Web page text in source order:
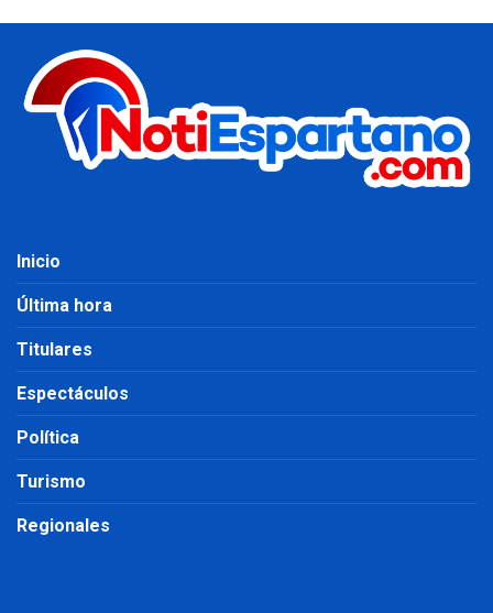
Inicio
Última hora
Titulares
Espectáculos
Política
Turismo
Regionales